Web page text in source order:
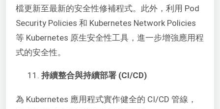
檔更新至最新的安全性修補程式。此外，利用 Pod
Security Policies 和 Kubernetes Network Policies
等 Kubernetes 原生安全性工具，進一步增強應用程
式的安全性。
持續整合與持續部署 (CI/CD)
為 Kubernetes 應用程式實作健全的 CI/CD 管線，